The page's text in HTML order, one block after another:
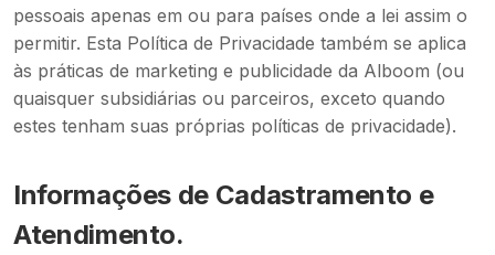
pessoais apenas em ou para países onde a lei assim o
permitir. Esta Política de Privacidade também se aplica
às práticas de marketing e publicidade da Alboom (ou
quaisquer subsidiárias ou parceiros, exceto quando
estes tenham suas próprias políticas de privacidade).
Informações de Cadastramento e
Atendimento.